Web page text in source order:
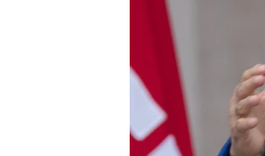
IDEALS AND INSTITUTIONS